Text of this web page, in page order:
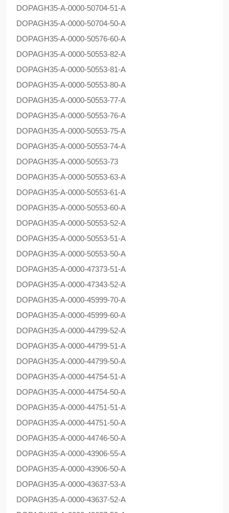
DOPAGH35-A-0000-50704-51-A
DOPAGH35-A-0000-50704-50-A
DOPAGH35-A-0000-50576-60-A
DOPAGH35-A-0000-50553-82-A
DOPAGH35-A-0000-50553-81-A
DOPAGH35-A-0000-50553-80-A
DOPAGH35-A-0000-50553-77-A
DOPAGH35-A-0000-50553-76-A
DOPAGH35-A-0000-50553-75-A
DOPAGH35-A-0000-50553-74-A
DOPAGH35-A-0000-50553-73
DOPAGH35-A-0000-50553-63-A
DOPAGH35-A-0000-50553-61-A
DOPAGH35-A-0000-50553-60-A
DOPAGH35-A-0000-50553-52-A
DOPAGH35-A-0000-50553-51-A
DOPAGH35-A-0000-50553-50-A
DOPAGH35-A-0000-47373-51-A
DOPAGH35-A-0000-47343-52-A
DOPAGH35-A-0000-45999-70-A
DOPAGH35-A-0000-45999-60-A
DOPAGH35-A-0000-44799-52-A
DOPAGH35-A-0000-44799-51-A
DOPAGH35-A-0000-44799-50-A
DOPAGH35-A-0000-44754-51-A
DOPAGH35-A-0000-44754-50-A
DOPAGH35-A-0000-44751-51-A
DOPAGH35-A-0000-44751-50-A
DOPAGH35-A-0000-44746-50-A
DOPAGH35-A-0000-43906-55-A
DOPAGH35-A-0000-43906-50-A
DOPAGH35-A-0000-43637-53-A
DOPAGH35-A-0000-43637-52-A